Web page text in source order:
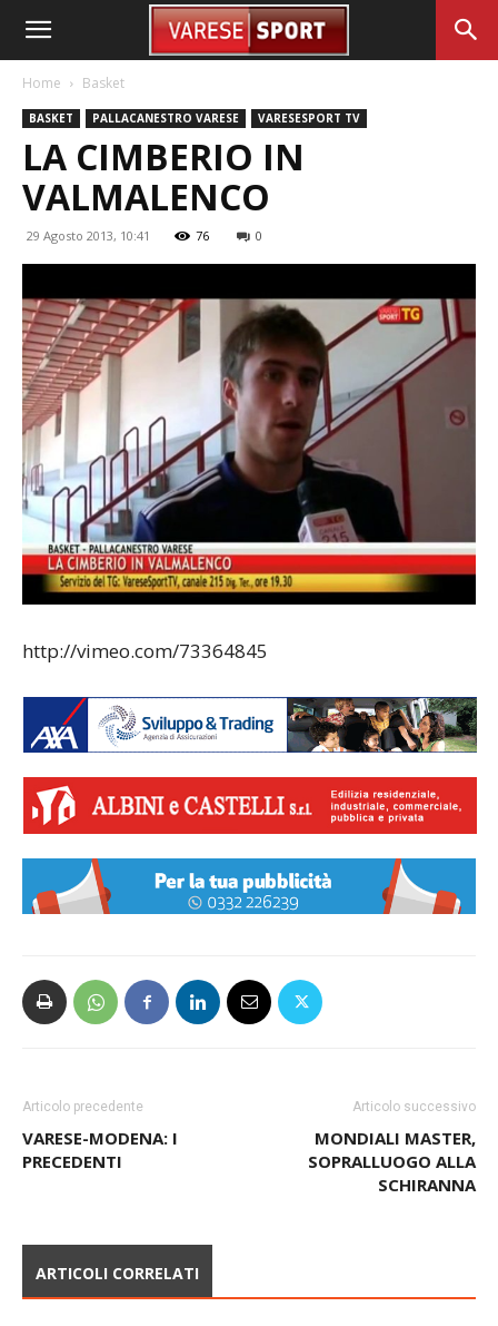
Home Basket
BASKET PALLACANESTRO VARESE VARESESPORT TV
LA CIMBERIO IN
VALMALENCO
29 Agosto 2013, 10:41 76 0
http://vimeo.com/73364845
Articolo precedente
VARESE-MODENA: I
PRECEDENTI
Articolo successivo
MONDIALI MASTER,
SOPRALLUOGO ALLA
SCHIRANNA
ARTICOLI CORRELATI